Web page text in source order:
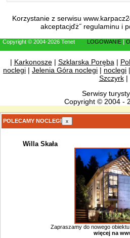
Korzystanie z serwisu
akceptacjďż˝ regulaminu i
Copyright © 2004-2026 Tenet LOGOWANIE
| Karkonosze| Szklarska Poręba|
noclegi | Jelenia Góra noclegi | noclegi |
Szczyrk|
Serwisy
Copyright © 2004 -
POLECAMY NOCLEGI x
Willa Skała
Zapraszamy do nowego
więcej na